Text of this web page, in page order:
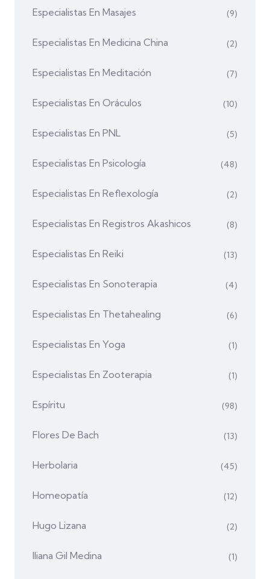
Especialistas En Masajes (9)
Especialistas En Medicina China (2)
Especialistas En Meditación (7)
Especialistas En Oráculos (10)
Especialistas En PNL (5)
Especialistas En Psicología (48)
Especialistas En Reflexología (2)
Especialistas En Registros Akashicos (8)
Especialistas En Reiki (13)
Especialistas En Sonoterapia (4)
Especialistas En Thetahealing (6)
Especialistas En Yoga (1)
Especialistas En Zooterapia (1)
Espíritu (98)
Flores De Bach (13)
Herbolaria (45)
Homeopatía (12)
Hugo Lizana (2)
Iliana Gil Medina (1)